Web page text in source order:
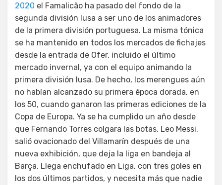
2020 el Famalicão ha pasado del fondo de la
segunda división lusa a ser uno de los animadores
de la primera división portuguesa. La misma tónica
se ha mantenido en todos los mercados de fichajes
desde la entrada de Ofer, incluido el último
mercado invernal, ya con el equipo animando la
primera división lusa. De hecho, los merengues aún
no habían alcanzado su primera época dorada, en
los 50, cuando ganaron las primeras ediciones de la
Copa de Europa. Ya se ha cumplido un año desde
que Fernando Torres colgara las botas. Leo Messi,
salió ovacionado del Villamarín después de una
nueva exhibición, que deja la liga en bandeja al
Barça. Llega enchufado en Liga, con tres goles en
los dos últimos partidos, y necesita más que nadie